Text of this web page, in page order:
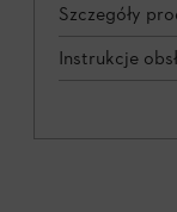
Szczegóły
Instrukcje